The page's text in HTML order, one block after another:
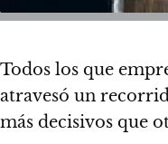
Todos los que
atravesó un
más decisivos que